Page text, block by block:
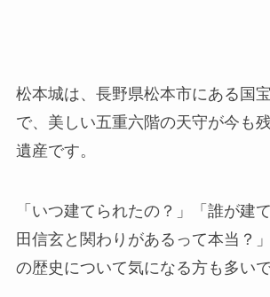
松本城は、長野県松本市にある国
で、美しい五重六階の天守が今も
遺産です。
「いつ建てられたの？」「誰が建
田信玄と関わりがあるって本当？
の歴史について気になる方も多いで